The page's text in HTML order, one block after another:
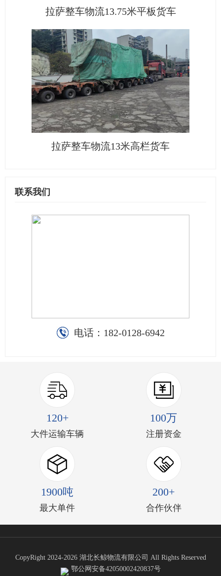
拉萨整车物流13.75米平板货车
拉萨整车物流13米高栏货车
联系我们
电话： 182-0128-6942
120+
大件运输车辆
100万
注册资金
1900吨
最大单件
200+
合作伙伴
CopyRight 2024-2026 湖北长鲸物流有限公司 All Rights Reserved
鄂公网安备42050002420837号